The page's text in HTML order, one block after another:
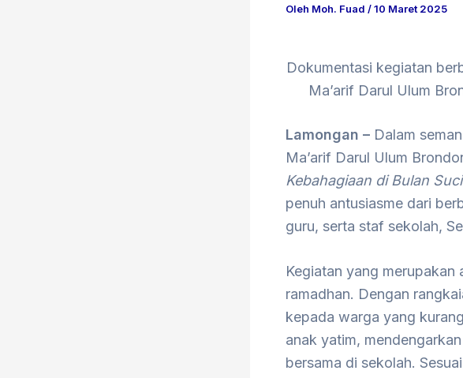
Oleh Moh. Fuad /10 Maret 2025
Dokumentasi kegiatan
Ma’arif Darul Ulum
Lamongan – Dalam
Ma’arif Darul Ulum
Kebahagiaan di Bulan
penuh antusiasme dari
guru, serta staf sekolah,
Kegiatan yang merupakan
ramadhan. Dengan
kepada warga yang
anak yatim,
bersama di sekolah.